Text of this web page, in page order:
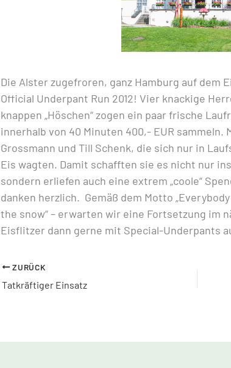
Die Alster zugefroren, ganz Hamburg auf dem
Official Underpant Run 2012! Vier knackige
knappen „Höschen“ zogen ein paar frische
innerhalb von 40 Minuten 400,- EUR sammeln.
Grossmann und Till Schenk, die sich nur in
Eis wagten. Damit schafften sie es nicht nur ins
sondern erliefen auch eine extrem „coole“
danken herzlich. Gemäß dem Motto
the snow“ – erwarten wir eine Fortsetzung im
Eisflitzer dann gerne mit Special-Underpants
ZURÜCK
Tatkräftiger Einsatz